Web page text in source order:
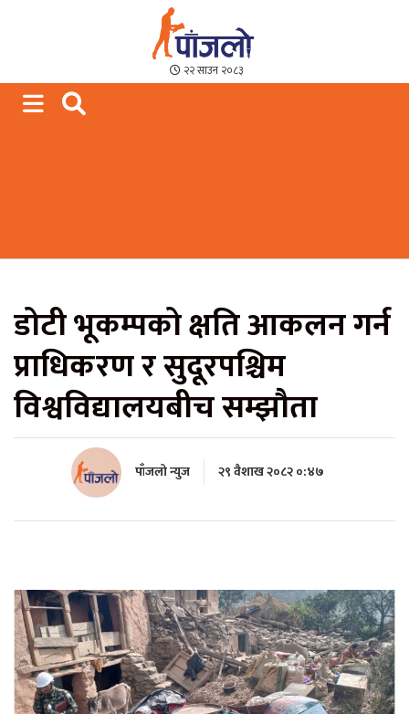
Paajalo News
We are from Far West Nepal
२२ साउन २०८३
डोटी भूकम्पको क्षति आकलन गर्न
प्राधिकरण र सुदूरपश्चिम
विश्वविद्यालयबीच सम्झौता
पाँजलो न्युज २९ वैशाख २०८२ ०:४७